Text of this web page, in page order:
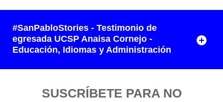
#SanPabloStories - Testimonio de
egresada UCSP Anaisa Cornejo -
Educación, Idiomas y Administración
SUSCRÍBETE PARA NO